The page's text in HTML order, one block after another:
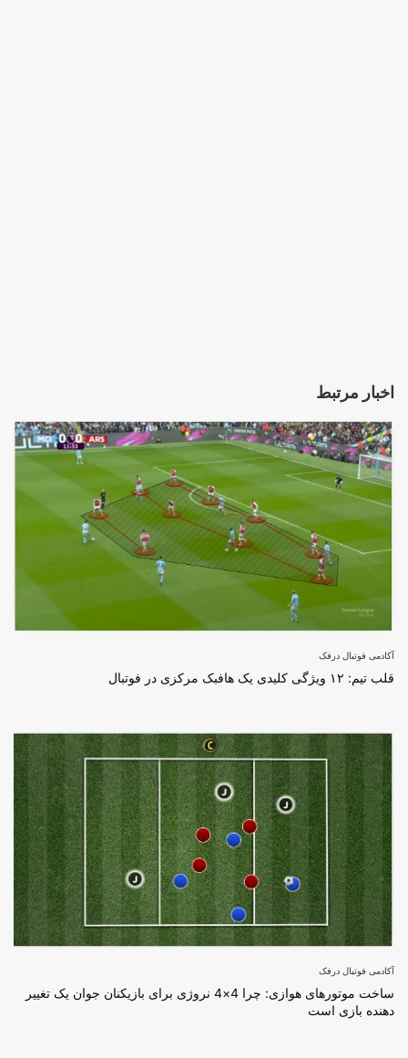
اخبار مرتبط
آکادمی فوتبال درفک
قلب تیم: ۱۲ ویژگی کلیدی یک هافبک مرکزی در فوتبال
آکادمی فوتبال درفک
ساخت موتورهای هوازی: چرا 4×4 نروژی برای بازیکنان جوان یک تغییر
دهنده بازی است